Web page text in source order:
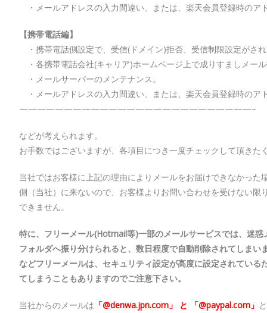
・メールアドレスの入力間違い、または、楽天会員登録時のア
【携帯電話編】
・携帯電話側設定で、受信(ドメイン)拒否、受信制限設定がさ
・各携帯電話会社(キャリア)ホームページ上で成りすましメー
・メールサーバーのメンテナンス。
・メールアドレスの入力間違い、または、楽天会員登録時のア
——————————————————————————–
などが考えられます。
お手数ではございますが、各項目につき一度チェックして頂きた
当社ではお客様に上記の理由によりメールをお届けできなかっ
側（当社）に来ないので、お客様よりお問い合わせを受けない限
できません。
特に、フリーメール(Hotmail等)一部のメールサービスでは、迷
フォルダへ振り分けられると、数日程度で自動削除されてしま
などフリーメールは、セキュリティ設定が高度に設定されてい
てしまうこともありますのでご注意下さい。
当社からのメールは 「@denwa.jpn.com」 と 「@paypal.com」